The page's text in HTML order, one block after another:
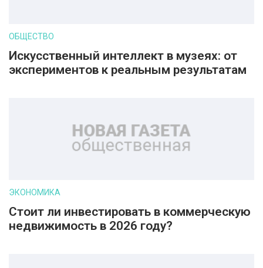
ОБЩЕСТВО
Искусственный интеллект в музеях: от
экспериментов к реальным результатам
ЭКОНОМИКА
Стоит ли инвестировать в коммерческую
недвижимость в 2026 году?